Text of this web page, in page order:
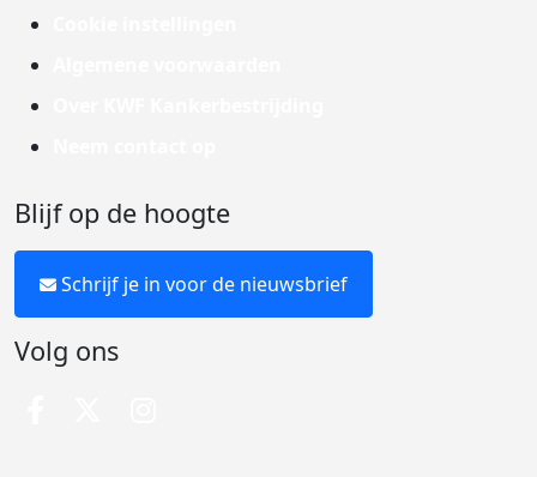
Blijf op de hoogte
Schrijf je in voor de nieuwsbrief
Volg ons